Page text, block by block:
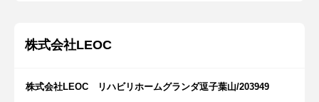
株式会社LEOC
株式会社LEOC リハビリホームグランダ逗子葉山/203949